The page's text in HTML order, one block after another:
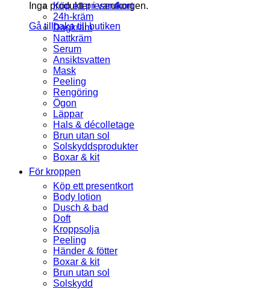
Inga produkter i varukorgen.
Gå tillbaka till butiken
Köp ett presentkort
24h-kräm
Dagkräm
Nattkräm
Serum
Ansiktsvatten
Mask
Peeling
Rengöring
Ögon
Läppar
Hals & décolletage
Brun utan sol
Solskyddsprodukter
Boxar & kit
För kroppen
Köp ett presentkort
Body lotion
Dusch & bad
Doft
Kroppsolja
Peeling
Händer & fötter
Boxar & kit
Brun utan sol
Solskydd